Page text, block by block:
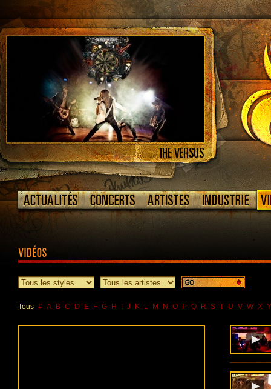
Tous # A B C D E F G H J K L M N O P Q R S T U V W X Y